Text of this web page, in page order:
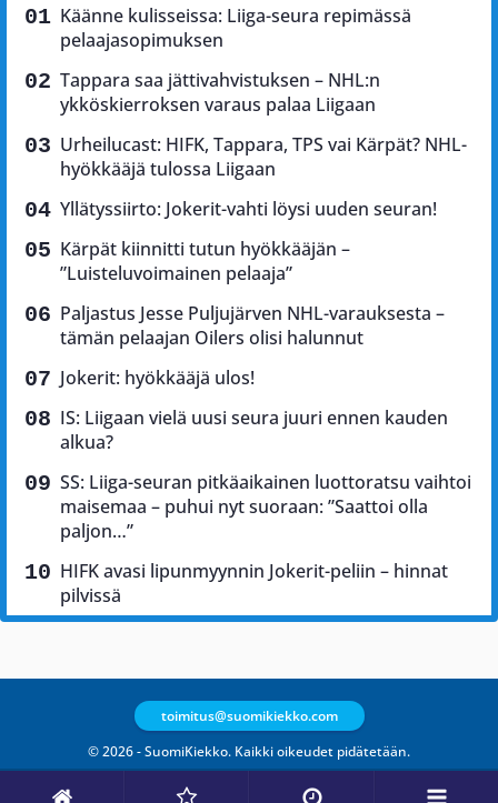
Käänne kulisseissa: Liiga-seura repimässä
pelaajasopimuksen
Tappara saa jättivahvistuksen – NHL:n
ykköskierroksen varaus palaa Liigaan
Urheilucast: HIFK, Tappara, TPS vai Kärpät? NHL-
hyökkääjä tulossa Liigaan
Yllätyssiirto: Jokerit-vahti löysi uuden seuran!
Kärpät kiinnitti tutun hyökkääjän –
”Luisteluvoimainen pelaaja”
Paljastus Jesse Puljujärven NHL-varauksesta –
tämän pelaajan Oilers olisi halunnut
Jokerit: hyökkääjä ulos!
IS: Liigaan vielä uusi seura juuri ennen kauden
alkua?
SS: Liiga-seuran pitkäaikainen luottoratsu vaihtoi
maisemaa – puhui nyt suoraan: ”Saattoi olla
paljon…”
HIFK avasi lipunmyynnin Jokerit-peliin – hinnat
pilvissä
© 2026 - SuomiKiekko. Kaikki oikeudet pidätetään.
toimitus@suomikiekko.com